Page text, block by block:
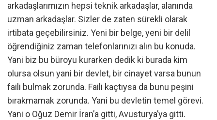
arkadaşlarımızın hepsi teknik arkadaşlar, alanında
uzman arkadaşlar. Sizler de zaten sürekli olarak
irtibata geçebilirsiniz. Yeni bir belge, yeni bir delil
öğrendiğiniz zaman telefonlarınızı alın bu konuda.
Yani biz bu büroyu kurarken dedik ki burada kim
olursa olsun yani bir devlet, bir cinayet varsa bunun
faili bulmak zorunda. Faili kaçtıysa da bunu peşini
bırakmamak zorunda. Yani bu devletin temel görevi.
Yani o Oğuz Demir İran’a gitti, Avusturya’ya gitti.